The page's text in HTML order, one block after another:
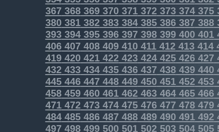
367368369370371372373374375
380381382383384385386387 388
393394395396397398399400401
406407408409410411412413414
419420421422423424425426427
432433434435436437438439440
445446447448449450451452453
458459460461462463464465466
471472473474475476477 478479
484485486487 488489490491492
497498499500501502503504505